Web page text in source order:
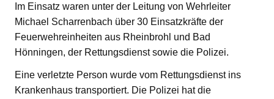
Im Einsatz waren unter der Leitung von Wehrleiter
Michael Scharrenbach über 30 Einsatzkräfte der
Feuerwehreinheiten aus Rheinbrohl und Bad
Hönningen, der Rettungsdienst sowie die Polizei.
Eine verletzte Person wurde vom Rettungsdienst ins
Krankenhaus transportiert. Die Polizei hat die